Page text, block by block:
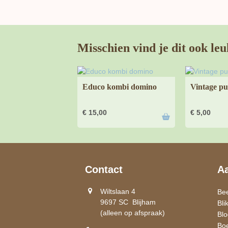
Misschien vind je dit ook
Educo kombi domino
€ 15,00
Vintage
€ 5,00
Contact
Wiltslaan 4
9697 SC Blijham
(alleen op afspraak)